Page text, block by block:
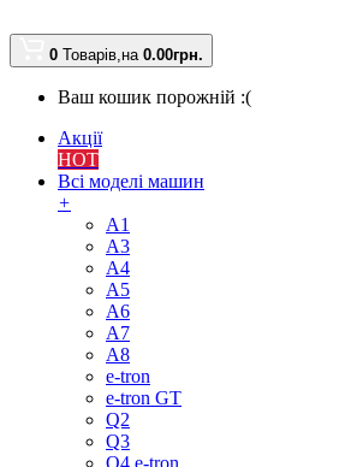
0 Товарів,на 0.00грн.
Ваш кошик порожній :(
Акції
HOT
Всі моделі машин
+
A1
A3
A4
A5
A6
A7
A8
e-tron
e-tron GT
Q2
Q3
Q4 e-tron